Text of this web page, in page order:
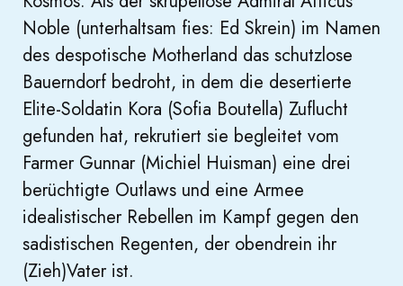
Noble (unterhaltsam fies: Ed Skrein) im Namen
des despotische Motherland das schutzlose
Bauerndorf bedroht, in dem die desertierte
Elite-Soldatin Kora (Sofia Boutella) Zuflucht
gefunden hat, rekrutiert sie begleitet vom
Farmer Gunnar (Michiel Huisman) eine drei
berüchtigte Outlaws und eine Armee
idealistischer Rebellen im Kampf gegen den
sadistischen Regenten, der obendrein ihr
(Zieh)Vater ist.